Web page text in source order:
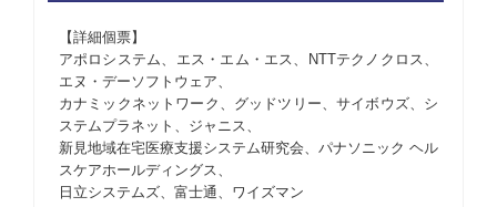
【詳細個票】
アポロシステム、エス・エム・エス、NTTテクノクロス、
エヌ・デーソフトウェア、
カナミックネットワーク、グッドツリー、サイボウズ、シ
ステムプラネット、ジャニス、
新見地域在宅医療支援システム研究会、パナソニック ヘル
スケアホールディングス、
日立システムズ、富士通、ワイズマン